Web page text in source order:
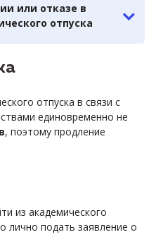
или отказе в
отпуска
отпуска в связи с
единовременно не
, поэтому продление
из академического
лично подать заявление о